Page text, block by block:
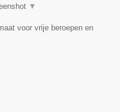
▼
voor vrije beroepen en